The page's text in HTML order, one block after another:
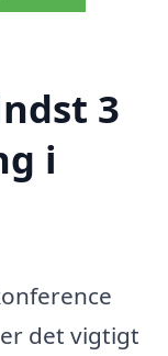
3
i
det vigtigt